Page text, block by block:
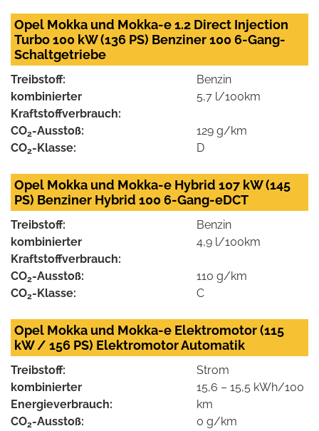
Opel Mokka und Mokka-e 1.2 Direct Injection
Turbo 100 kW (136 PS) Benziner 100 6-Gang-
Schaltgetriebe
Treibstoff:
Benzin
kombinierter
Kraftstoffverbrauch:
5,7 l/100km
CO2-Ausstoß:
129 g/km
CO2-Klasse: D
Opel Mokka und Mokka-e Hybrid 107 kW (145
PS) Benziner Hybrid 100 6-Gang-eDCT
Treibstoff:
Benzin
kombinierter
Kraftstoffverbrauch:
4,9 l/100km
CO2-Ausstoß:
110 g/km
CO2-Klasse: C
Opel Mokka und Mokka-e Elektromotor (115
kW / 156 PS) Elektromotor Automatik
Treibstoff:
Strom
kombinierter
Energieverbrauch:
15,6 – 15,5 kWh/100
km
CO2-Ausstoß:
0 g/km